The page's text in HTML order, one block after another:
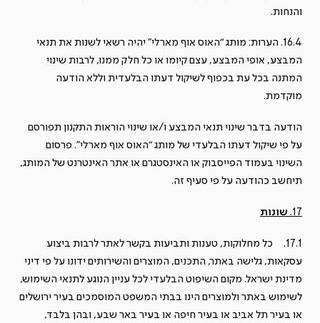
והנחות.
16.4. הערות: מותג “האוס אוף מארלי” יהיה רשאי לשנות את תנאי
המבצע, אופי המבצע, עצם קיומו או כל חלק ממנו, לרבות שינוי
המתנה בכל עת בכפוף לשיקול דעתו הבלעדית וללא הודעה
מוקדמת.
הודעה בדבר שינוי תנאי המבצע ו/או שינוי הוראות התקנון תפורסם
על פי שיקול דעתו הבלעדי של מותג “האוס אוף מארלי”. פרסום
השינוי בעמוד הפייסבוק או האינסטגרם או אתר האינטרנט של המותג,
תיחשב כהודעה על פי סעיף זה.
17. שונות
17.1. כל מחלוקות, טענות ותביעות בקשר לאתר לרבות ביצוע
עסקאות, גלישה באתר, התכנים, המוצרים והשירותים ידונו על פי דיני
מדינת ישראל. מקום השיפוט הבלעדי לכל עניין הנוגע לתנאי השימוש,
לשימוש באתר ולמוצרים הינו בבתי המשפט המוסמכים בעיר ירושלים
או בעיר תל אביב או בעיר חיפה או בעיר באר שבע, ובהן בלבד,